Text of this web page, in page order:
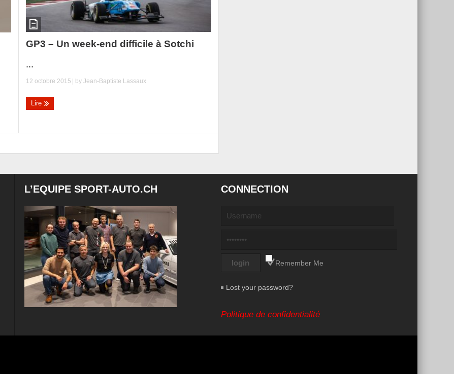
GP3 – Un week-end difficile à Sotchi
...
12 octobre 2015 | byJean-Baptiste Lassaux
Lire
L’EQUIPE SPORT-AUTO.CH CONNECTION
Remember Me
Lost your password?
Politique de confidentialité